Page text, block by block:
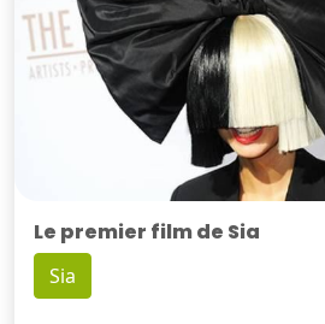
Le premier film de Sia
Sia